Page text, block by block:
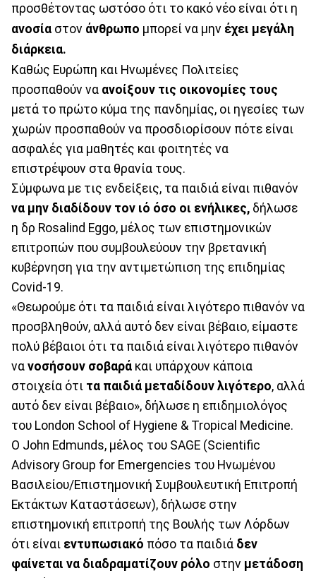
προσθέτοντας ωστόσο ότι το κακό νέο είναι ότι η
ανοσία στον άνθρωπο μπορεί να μην έχει μεγάλη
διάρκεια.
Καθώς Ευρώπη και Ηνωμένες Πολιτείες
προσπαθούν να ανοίξουν τις οικονομίες τους
μετά το πρώτο κύμα της πανδημίας, οι ηγεσίες των
χωρών προσπαθούν να προσδιορίσουν πότε είναι
ασφαλές για μαθητές και φοιτητές να
επιστρέψουν στα θρανία τους.
Σύμφωνα με τις ενδείξεις, τα παιδιά είναι πιθανόν
να μην διαδίδουν τον ιό όσο οι ενήλικες, δήλωσε
η δρ Rosalind Eggo, μέλος των επιστημονικών
επιτροπών που συμβουλεύουν την βρετανική
κυβέρνηση για την αντιμετώπιση της επιδημίας
Covid-19.
«Θεωρούμε ότι τα παιδιά είναι λιγότερο πιθανόν να
προσβληθούν, αλλά αυτό δεν είναι βέβαιο, είμαστε
πολύ βέβαιοι ότι τα παιδιά είναι λιγότερο πιθανόν
να νοσήσουν σοβαρά και υπάρχουν κάποια
στοιχεία ότι τα παιδιά μεταδίδουν λιγότερο, αλλά
αυτό δεν είναι βέβαιο», δήλωσε η επιδημιολόγος
του London School of Hygiene & Tropical Medicine.
Ο John Edmunds, μέλος του SAGE (Scientific
Advisory Group for Emergencies του Ηνωμένου
Βασιλείου/Επιστημονική Συμβουλευτική Επιτροπή
Εκτάκτων Καταστάσεων), δήλωσε στην
επιστημονική επιτροπή της Βουλής των Λόρδων
ότι είναι εντυπωσιακό πόσο τα παιδιά δεν
φαίνεται να διαδραματίζουν ρόλο στην μετάδοση